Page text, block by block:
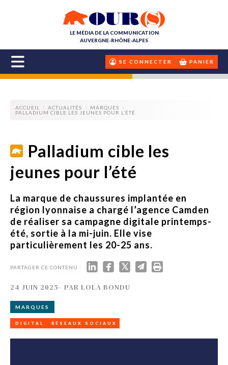
LE MÉDIA DE LA COMMUNICATION
AUVERGNE-RHÔNE-ALPES
SE CONNECTER PANIER
ACCUEIL ACTUALITÉS
MARQUES
PALLADIUM CIBLE LES JEUNES POUR L’ÉTÉ
Palladium cible les
jeunes pour l’été
La marque de chaussures implantée en
région lyonnaise a chargé l’agence Camden
de réaliser sa campagne digitale printemps-
été, sortie à la mi-juin. Elle vise
particulièrement les 20-25 ans.
PARTAGER CE CONTENU :
24 JUIN 2025- PAR LOLA BONDU
MARQUES
DIGITAL RÉSEAUX SOCIAUX